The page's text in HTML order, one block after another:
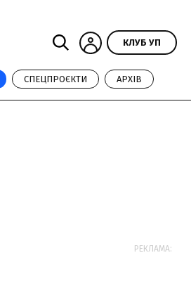
КЛУБ УП
СПЕЦПРОЄКТИ АРХІВ
РЕКЛАМА: